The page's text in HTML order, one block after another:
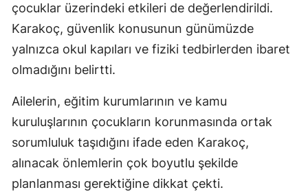
çocuklar üzerindeki etkileri de değerlendirildi.
Karakoç, güvenlik konusunun günümüzde
yalnızca okul kapıları ve fiziki tedbirlerden ibaret
olmadığını belirtti.
Ailelerin, eğitim kurumlarının ve kamu
kuruluşlarının çocukların korunmasında ortak
sorumluluk taşıdığını ifade eden Karakoç,
alınacak önlemlerin çok boyutlu şekilde
planlanması gerektiğine dikkat çekti.